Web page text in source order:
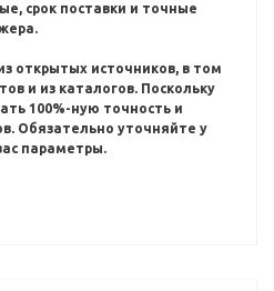
срок поставки и точные
открытых источников, в том
и из каталогов. Поскольку
100%-ную точность и
Обязательно уточняйте у
параметры.